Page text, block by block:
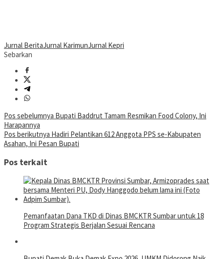
Jurnal BeritaJurnal KarimunJurnal Kepri
Sebarkan
Navigasi
pos
Pos sebelumnya Bupati Baddrut Tamam Resmikan Food Colony, Ini
Harapannya
Pos berikutnya Hadiri Pelantikan 612 Anggota PPS se-Kabupaten
Asahan, Ini Pesan Bupati
Pos terkait
Pemanfaatan Dana TKD di Dinas BMCKTR Sumbar untuk 18
Program Strategis Berjalan Sesuai Rencana